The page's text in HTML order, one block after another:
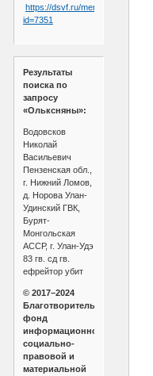
https://dsvf.ru/memory_book/
id=7351
Результаты
поиска по
запросу
«Ольксняны»:
Водовсков
Николай
Васильевич
Пензенская обл.,
г. Нижний Ломов,
д. Норова Улан-
Удинский ГВК,
Бурят-
Монгольская
АССР, г. Улан-Удэ
83 гв. сд гв.
ефрейтор убит
© 2017–2024
Благотворительный
фонд
информационной,
социально-
правовой и
материальной